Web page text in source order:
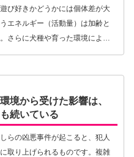
び好きかどうかには個体差が大
エネルギー（活動量）は加齢と
さらに犬種や育った環境によっ
境から受けた影響は、
続いている
らの凶悪事件が起こると、犯人
取り上げられるものです。複雑